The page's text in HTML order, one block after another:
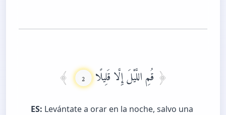
قُمِ اللَّيْلَ إِلَّا قَلِيلًا 2
ES: Levántate a orar en la noche, salvo una